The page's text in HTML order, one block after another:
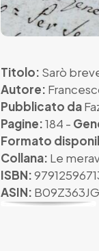
Titolo: Sarò
Autore:
Pubblicato da
Pagine:184 -
Formato
Collana: Le
ISBN:
ASIN: